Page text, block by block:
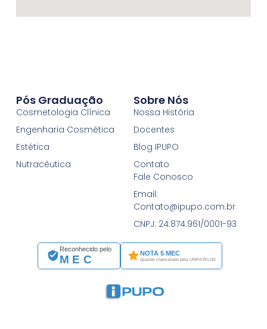
Reconhecido pelo
MEC
NOTA 5 MEC
Quando chancelado pela UNIFATELOS
Pós Graduação
Cosmetologia Clínica
Engenharia Cosmética
Estética
Nutracêutica
Sobre Nós
Nossa História
Docentes
Blog IPUPO
Contato
Fale Conosco
Email:
Contato@ipupo.com.br
CNPJ: 24.874.961/0001-93